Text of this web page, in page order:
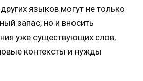
языков могут не только
запас, но и вносить
уже существующих слов,
контексты и нужды